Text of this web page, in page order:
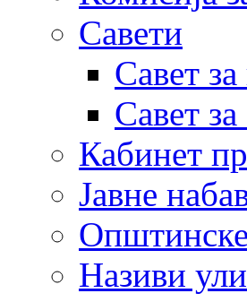
Савети
Савет
Савет за
Кабинет
Јавне
Називи